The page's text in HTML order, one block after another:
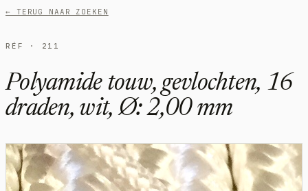
← TERUG NAAR ZOEKEN
RÉF · 211
Polyamide touw, gevlochten, 16
draden, wit, Ø: 2,00 mm